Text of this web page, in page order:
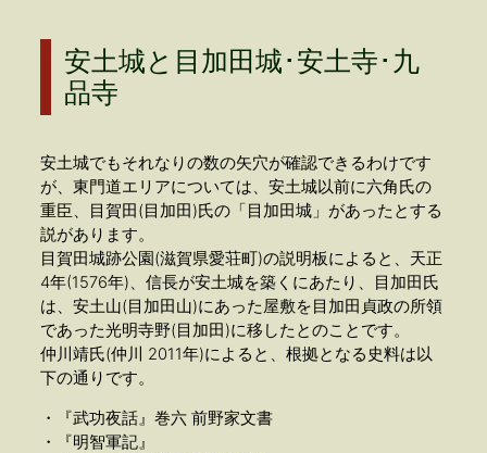
安土城と目加田城･安土寺･九
品寺
安土城でもそれなりの数の矢穴が確認できるわけです
が、東門道エリアについては、安土城以前に六角氏の
重臣、目賀田(目加田)氏の「目加田城」があったとする
説があります。
目賀田城跡公園(滋賀県愛荘町)の説明板によると、天正
4年(1576年)、信長が安土城を築くにあたり、目加田氏
は、安土山(目加田山)にあった屋敷を目加田貞政の所領
であった光明寺野(目加田)に移したとのことです。
仲川靖氏(仲川 2011年)によると、根拠となる史料は以
下の通りです。
・『武功夜話』巻六 前野家文書
・『明智軍記』